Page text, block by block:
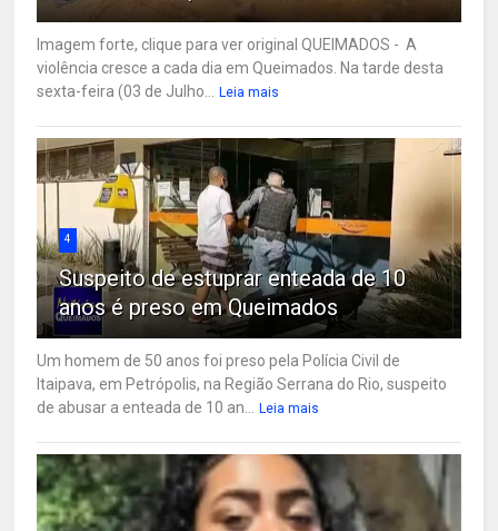
Imagem forte, clique para ver original QUEIMADOS - A
violência cresce a cada dia em Queimados. Na tarde desta
sexta-feira (03 de Julho...
Leia mais
4
Suspeito de estuprar enteada de 10
anos é preso em Queimados
Um homem de 50 anos foi preso pela Polícia Civil de
Itaipava, em Petrópolis, na Região Serrana do Rio, suspeito
de abusar a enteada de 10 an...
Leia mais